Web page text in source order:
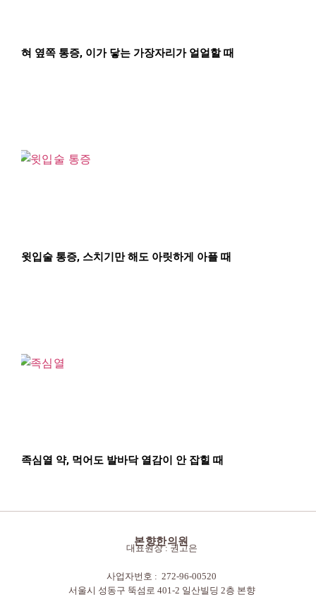
혀 옆쪽 통증, 이가 닿는 가장자리가 얼얼할 때
윗입술 통증, 스치기만 해도 아릿하게 아플 때
족심열 약, 먹어도 발바닥 열감이 안 잡힐 때
본향한의원
대표원장 : 권고은
사업자번호 : 272-96-00520
서울시 성동구 뚝섬로 401-2 일산빌딩 2층 본향